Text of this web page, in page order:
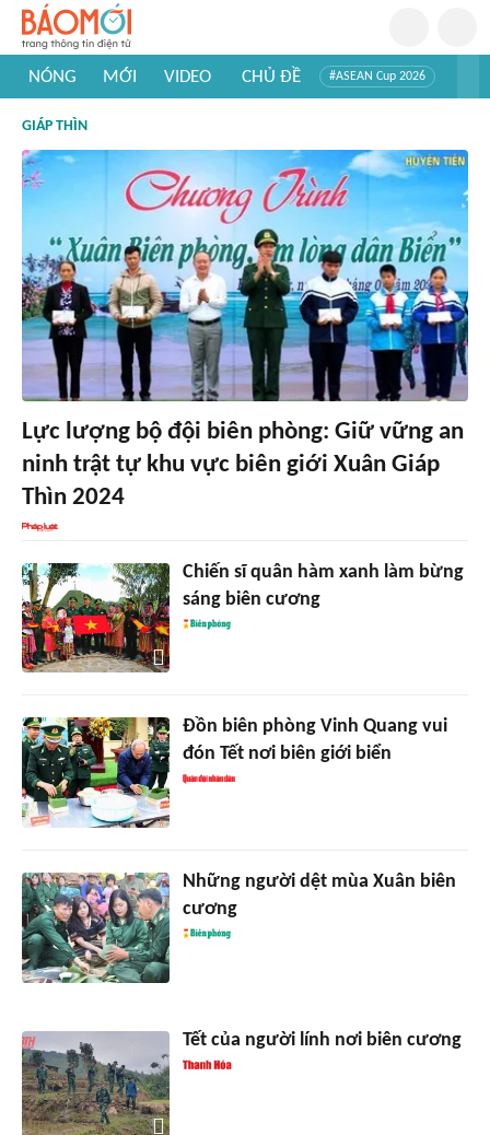
NÓNG MỚI VIDEO CHỦ ĐỀ #ASEAN Cup 2026
#Khám phá thế giới
GIÁP THÌN
Lực lượng bộ đội biên phòng: Giữ vững an
ninh trật tự khu vực biên giới Xuân Giáp
Thìn 2024
Chiến sĩ quân hàm xanh làm bừng
sáng biên cương
Đồn biên phòng Vinh Quang vui
đón Tết nơi biên giới biển
Những người dệt mùa Xuân biên
cương
Tết của người lính nơi biên cương